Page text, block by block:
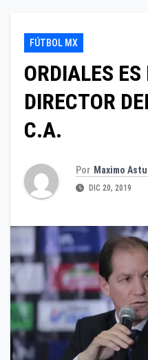
FÚTBOL MX
ORDIALES
DIRECTOR
C.A.
Por Maximo
DIC 20, 2019